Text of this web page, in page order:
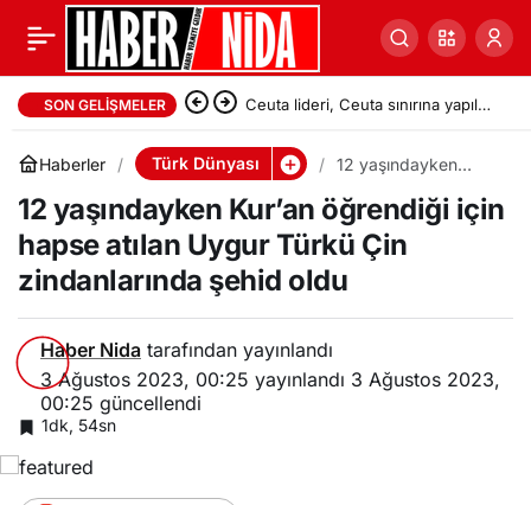
SON GELIŞMELER Ceuta lideri, Ceuta sınırına yapılan
akın sırasında 100 kişinin hayatını
kaybettiğini söyledi
Haberler Türk Dünyası
12 yaşındayken
hapse atılan Uygur
Türkü Çin
zindanlarında şehid
12 yaşındayken Kur’an öğrendiği için
hapse atılan Uygur Türkü Çin
zindanlarında şehid oldu
Haber Nida tarafından yayınlandı
3 Ağustos 2023, 00:25 yayınlandı 3 Ağustos 2023,
00:25 güncellendi
1dk, 54sn